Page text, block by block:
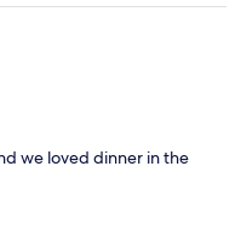
we loved dinner in the